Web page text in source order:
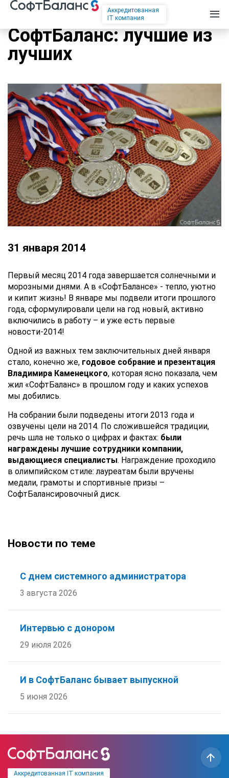
Аккредитованная
IT компания
СофтБаланс: лучшие из
лучших
31 января 2014
Первый месяц 2014 года завершается солнечными и
морозными днями. А в «СофтБалансе» - тепло, уютно
и кипит жизнь! В январе мы подвели итоги прошлого
года, сформулировали цели на год новый, активно
включились в работу – и уже есть первые
новости-2014!
Одной из важных тем заключительных дней января
стало, конечно же, годовое собрание и презентация
Владимира Каменецкого, которая ясно показала, чем
жил «СофтБаланс» в прошлом году и каких успехов
мы добились.
На собрании были подведены итоги 2013 года и
озвучены цели на 2014. По сложившейся традиции,
речь шла не только о цифрах и фактах: были
награждены лучшие сотрудники компании,
выдающиеся специалисты. Награждение проходило
в олимпийском стиле: лауреатам были вручены
медали, грамоты и спортивные призы –
СофтБалансировочный диск.
Новости по теме
С днем системного администратора
3 августа 2026
Интервью с донором
29 июля 2026
И в СофтБаланс бывает выпускной
5 июня 2026
Аккредитованная IT компания